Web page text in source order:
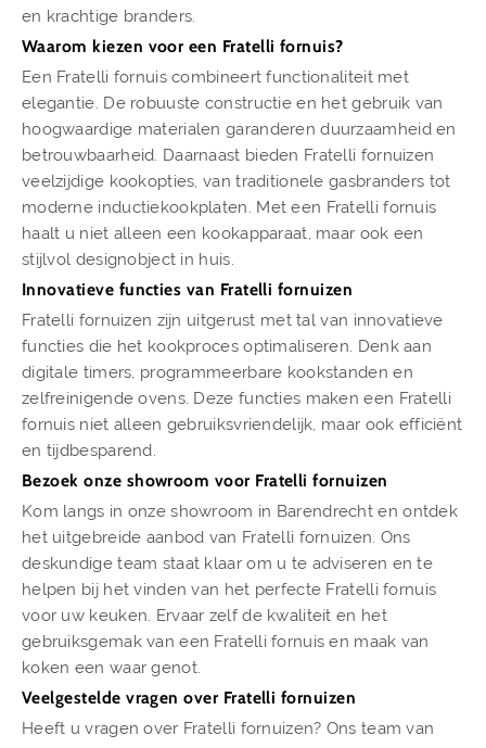
en krachtige branders.
Waarom kiezen voor een Fratelli fornuis?
Een Fratelli fornuis combineert functionaliteit met
elegantie. De robuuste constructie en het gebruik van
hoogwaardige materialen garanderen duurzaamheid en
betrouwbaarheid. Daarnaast bieden Fratelli fornuizen
veelzijdige kookopties, van traditionele gasbranders tot
moderne inductiekookplaten. Met een Fratelli fornuis
haalt u niet alleen een kookapparaat, maar ook een
stijlvol designobject in huis.
Innovatieve functies van Fratelli fornuizen
Fratelli fornuizen zijn uitgerust met tal van innovatieve
functies die het kookproces optimaliseren. Denk aan
digitale timers, programmeerbare kookstanden en
zelfreinigende ovens. Deze functies maken een Fratelli
fornuis niet alleen gebruiksvriendelijk, maar ook efficiënt
en tijdbesparend.
Bezoek onze showroom voor Fratelli fornuizen
Kom langs in onze showroom in Barendrecht en ontdek
het uitgebreide aanbod van Fratelli fornuizen. Ons
deskundige team staat klaar om u te adviseren en te
helpen bij het vinden van het perfecte Fratelli fornuis
voor uw keuken. Ervaar zelf de kwaliteit en het
gebruiksgemak van een Fratelli fornuis en maak van
koken een waar genot.
Veelgestelde vragen over Fratelli fornuizen
Heeft u vragen over Fratelli fornuizen? Ons team van